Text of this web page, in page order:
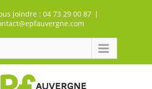
joindre : 04 73 29 00 87 |